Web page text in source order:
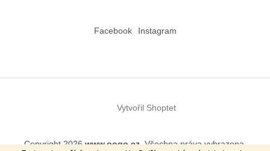
Facebook Instagram
Vytvořil Shoptet
Copyright 2026www.oogo.cz. Všechna práva vyhrazena.